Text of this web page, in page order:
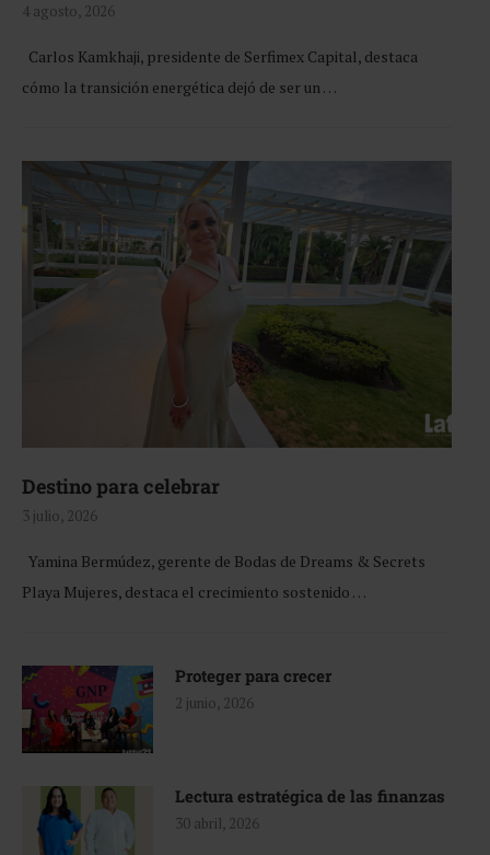
4 agosto, 2026
Carlos Kamkhaji, presidente de Serfimex Capital, destaca
cómo la transición energética dejó de ser un …
Destino para celebrar
3 julio, 2026
Yamina Bermúdez, gerente de Bodas de Dreams & Secrets
Playa Mujeres, destaca el crecimiento sostenido …
Proteger para crecer
2 junio, 2026
Lectura estratégica de las finanzas
30 abril, 2026